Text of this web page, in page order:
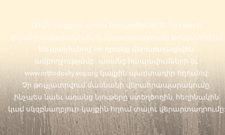
Սույն կայքում առկա հոդվածների եւ նյութերի
վերահրապարակումն ու վերարտադրումը թույլատրվում
են պայմանով, որ դրանք վերարտադրվեն
ամբողջությամբ` առանց հապավումների եւ
www.orthodoxkyanq.org կայքին պարտադիր հղումով:
Չի թույլատրվում մասնակի վերահրապարակումը,
ինչպես նաեւ առանց նյութերը ստեղծողին, հեղինակին
կամ սկզբնաղբյուր-կայքին հղում տալու վերարտադրումը: